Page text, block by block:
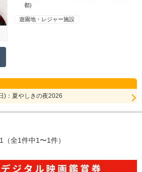
都)
遊園地・レジャー施設
)：夏やしきの夜2026
（全1件中1〜1件）